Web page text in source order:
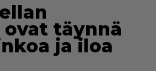
täynnä
ja iloa